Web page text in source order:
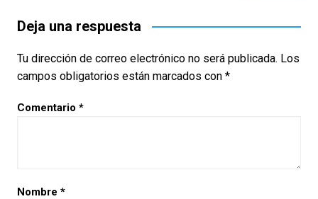
entradas
Deja una respuesta
Tu dirección de correo electrónico no será publicada. Los
campos obligatorios están marcados con *
Comentario *
Nombre *